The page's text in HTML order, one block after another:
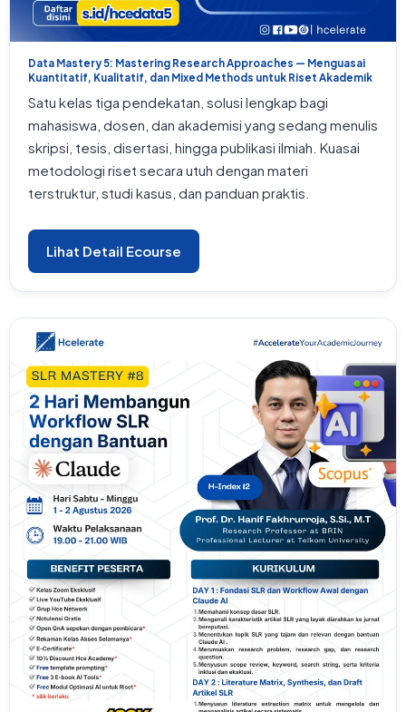
Data Mastery 5: Mastering Research Approaches — Menguasai
Kuantitatif, Kualitatif, dan Mixed Methods untuk Riset Akademik
Satu kelas tiga pendekatan, solusi lengkap bagi
mahasiswa, dosen, dan akademisi yang sedang menulis
skripsi, tesis, disertasi, hingga publikasi ilmiah. Kuasai
metodologi riset secara utuh dengan materi
terstruktur, studi kasus, dan panduan praktis.
Lihat Detail Ecourse